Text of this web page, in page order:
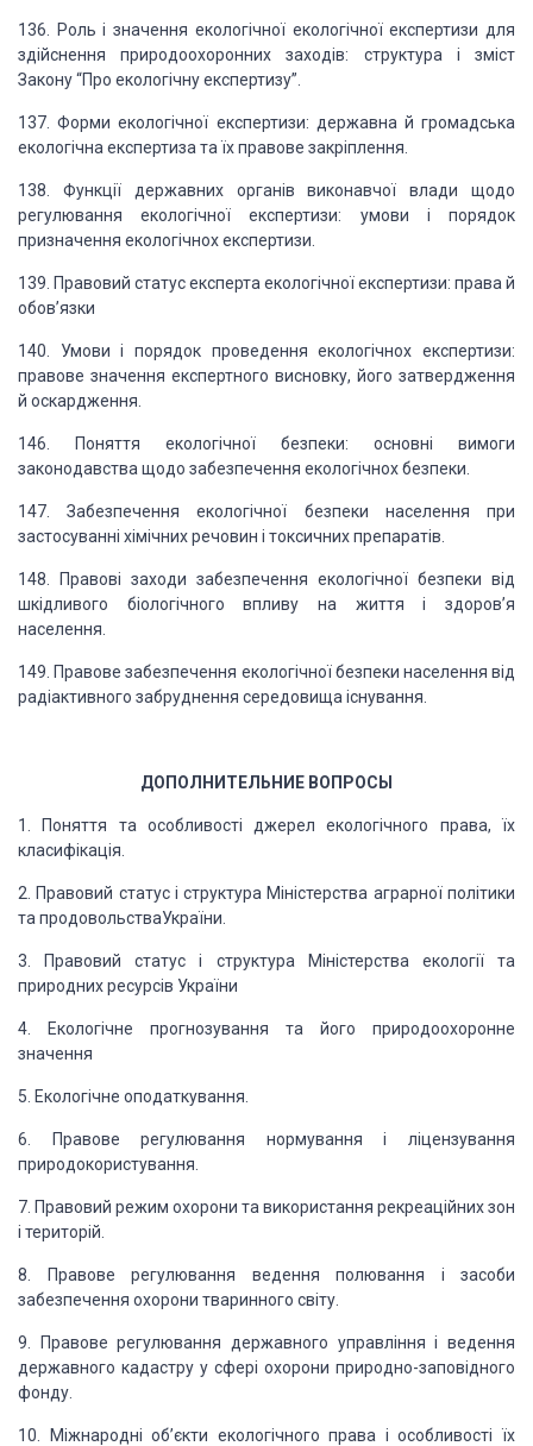
136. Роль і значення екологічної екологічної експертизи для
здійснення природоохоронних заходів: структура і зміст
Закону “Про екологічну експертизу”.
137. Форми екологічної експертизи: державна й громадська
екологічна експертиза та їх правове закріплення.
138. Функції державних органів виконавчої влади щодо
регулювання екологічної експертизи: умови і порядок
призначення екологічнох експертизи.
139. Правовий статус експерта екологічної експертизи: права й
обов’язки
140. Умови і порядок проведення екологічнох експертизи:
правове значення експертного висновку, його затвердження
й оскардження.
146. Поняття екологічної безпеки: основні вимоги
законодавства щодо забезпечення екологічнох безпеки.
147. Забезпечення екологічної безпеки населення при
застосуванні хімічних речовин і токсичних препаратів.
148. Правові заходи забезпечення екологічної безпеки від
шкідливого біологічного впливу на життя і здоров’я
населення.
149. Правове забезпечення екологічної безпеки населення від
радіактивного забруднення середовища існування.
ДОПОЛНИТЕЛЬНИЕ ВОПРОС Ы
1. Поняття та особливості джерел екологічного права, їх
класифікація.
2. Правовий статус і структура Міністерства аграрної політики
та продовольстваУкраїни.
3. Правовий статус і структура Міністерства екології та
природних ресурсів України
4. Екологічне прогнозування та його природоохоронне
значення
5. Екологічне оподаткування.
6. Правове регулювання нормування і ліцензування
природокористування.
7. Правовий режим охорони та використання рекреаційних зон
і територій.
8. Правове регулювання ведення полювання і засоби
забезпечення охорони тваринного світу.
9. Правове регулювання державного управління і ведення
державного кадастру у сфері охорони природно-заповідного
фонду.
10. Міжнародні об’єкти екологічного права і особливості їх